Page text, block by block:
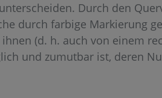
Durch den
durch farbige Markierung
(d. h. auch von einem
und zumutbar ist, deren